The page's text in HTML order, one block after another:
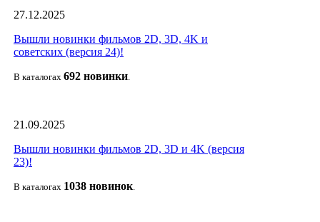
27.12.2025
Вышли новинки фильмов 2D, 3D, 4K и
советских (версия 24)!
В каталогах 692 новинки.
21.09.2025
Вышли новинки фильмов 2D, 3D и 4K (версия
23)!
В каталогах 1038 новинок.